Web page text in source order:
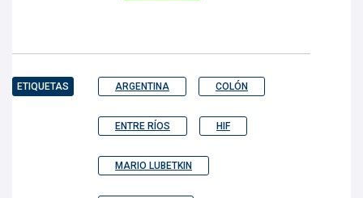
ETIQUETAS ARGENTINA COLÓN
ENTRE RÍOS HIF
MARIO LUBETKIN